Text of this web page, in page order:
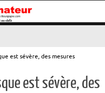
est sévère, des mesures
est sévère, des